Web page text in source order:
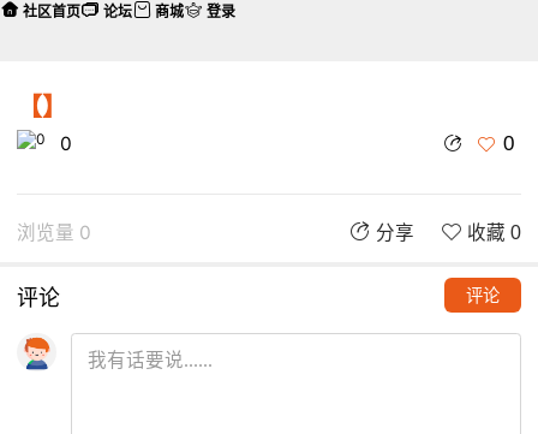
【】
0 0
浏览量 0 分享 收藏 0
评论 评论
社区首页 论坛 商城 登录